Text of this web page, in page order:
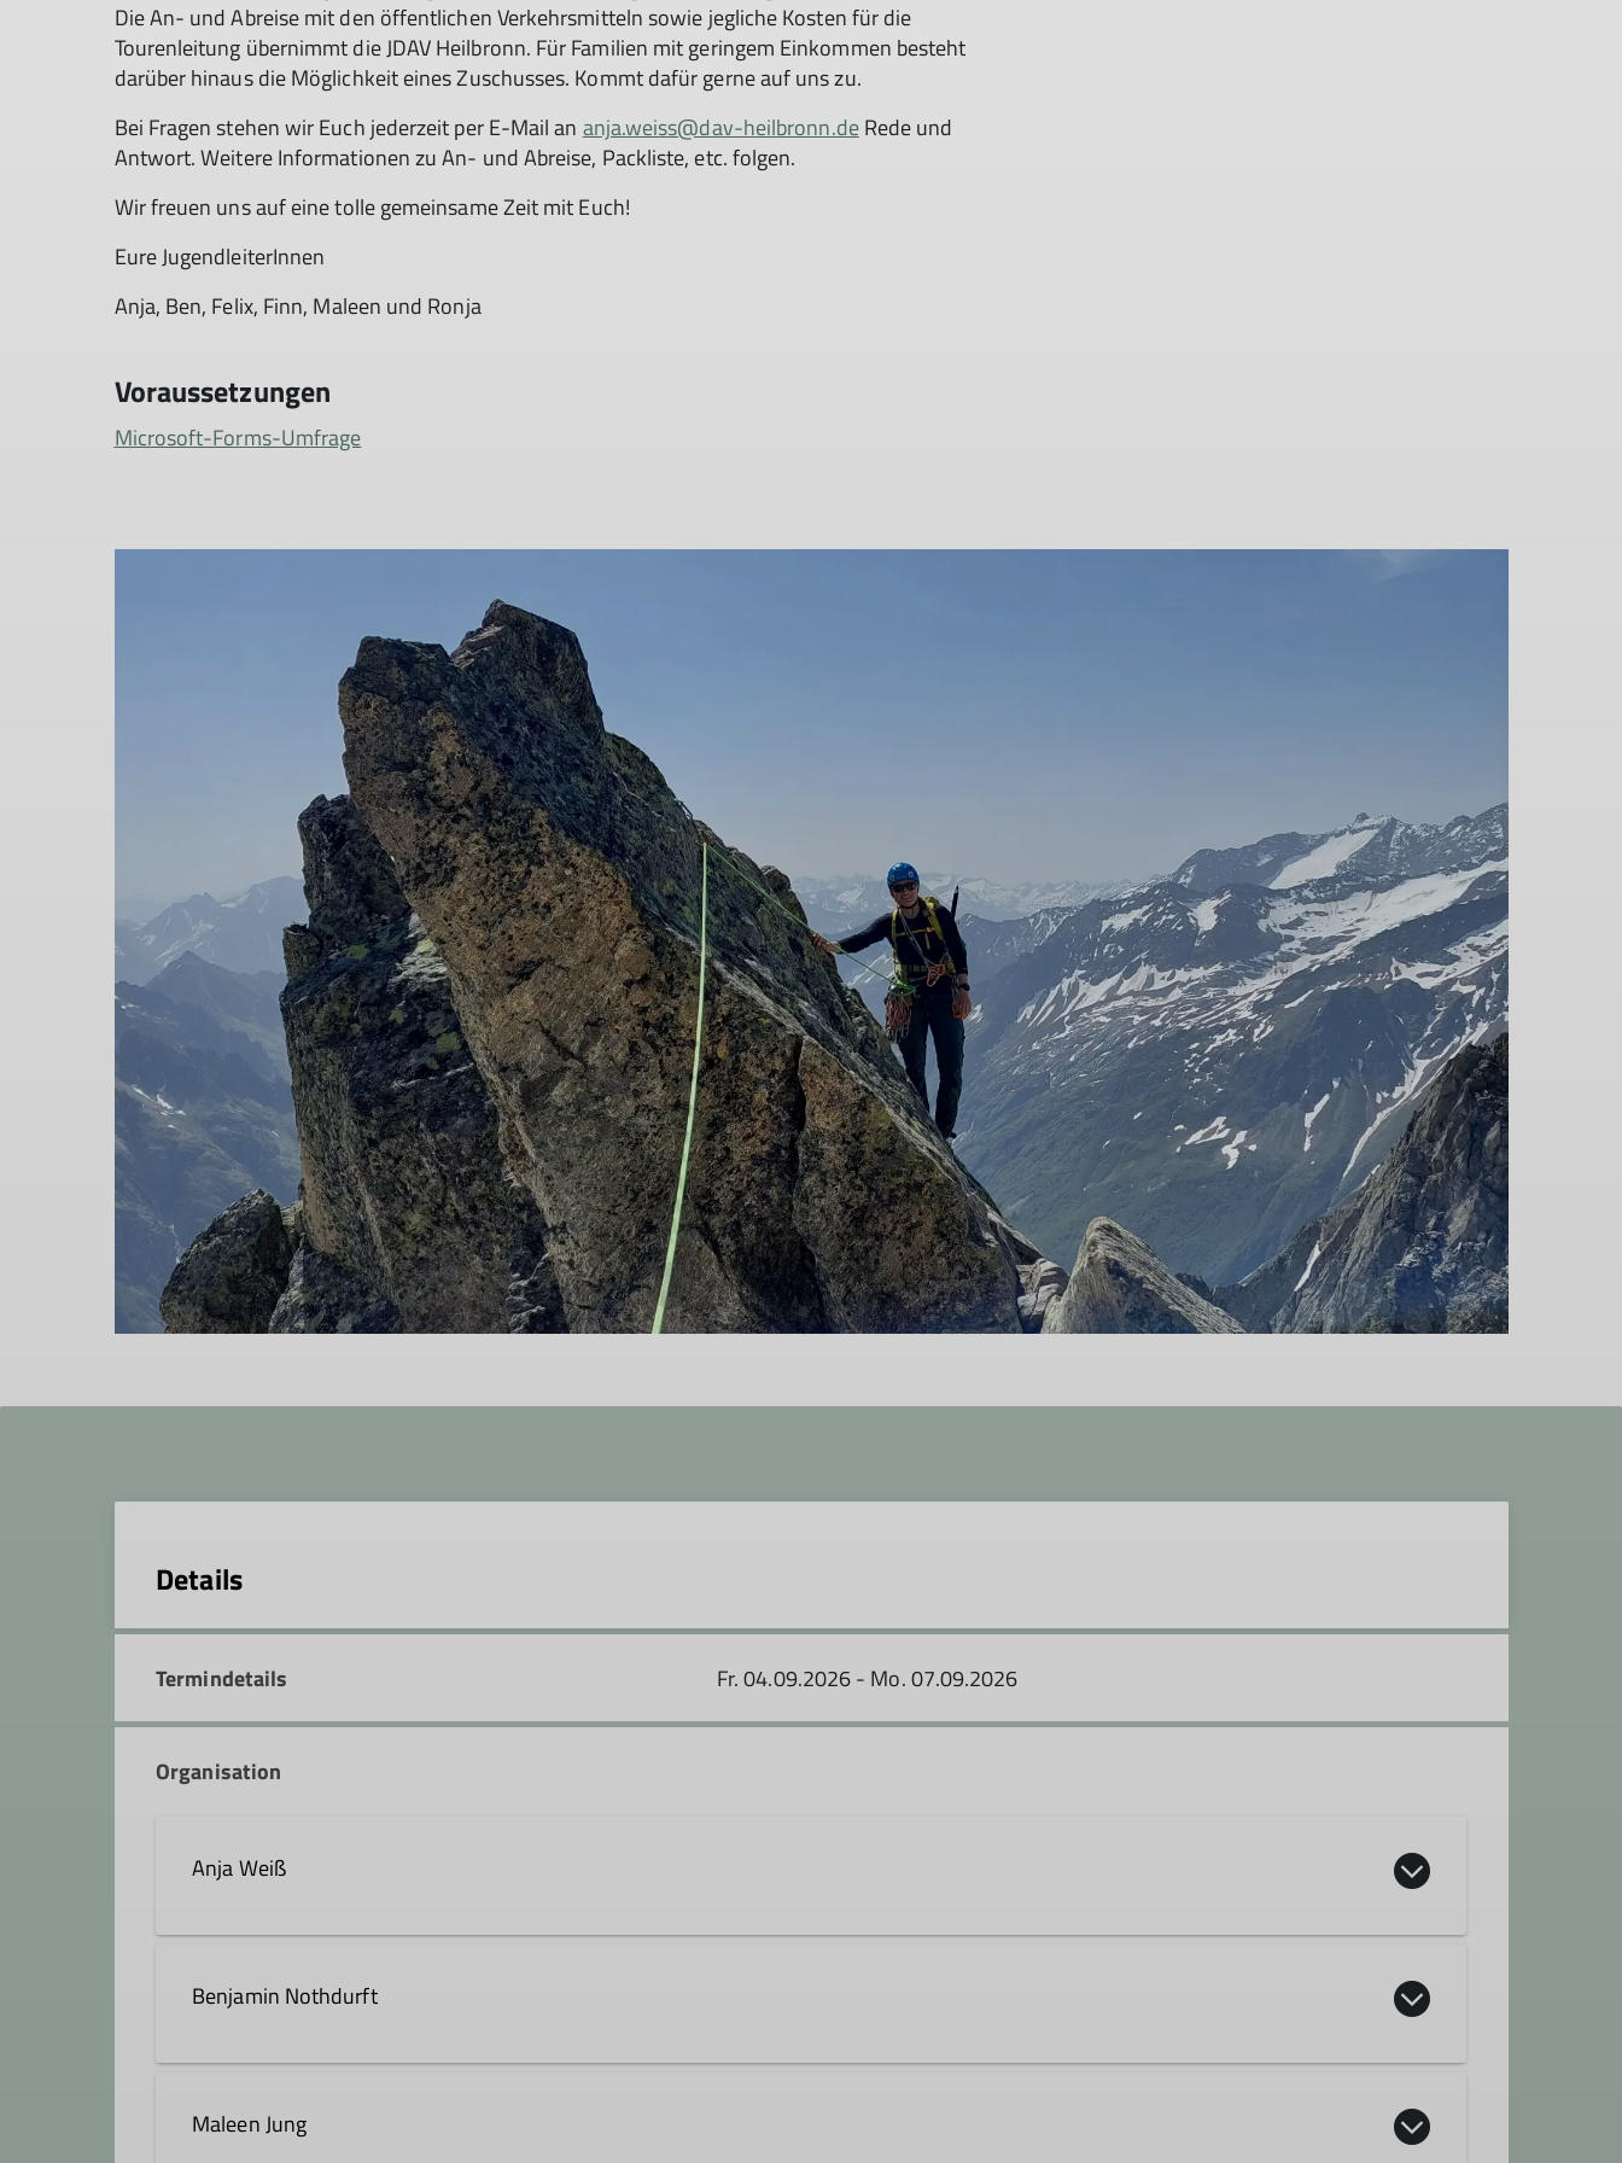
Die An- und Abreise mit den öffentlichen Verkehrsmitteln sowie jegliche Kosten für die
Tourenleitung übernimmt die JDAV Heilbronn. Für Familien mit geringem Einkommen besteht
darüber hinaus die Möglichkeit eines Zuschusses. Kommt dafür gerne auf uns zu.
Bei Fragen stehen wir Euch jederzeit per E-Mail an anja.weiss@dav-heilbronn.deRede und
Antwort. Weitere Informationen zu An- und Abreise, Packliste, etc. folgen.
Wir freuen uns auf eine tolle gemeinsame Zeit mit Euch!
Eure JugendleiterInnen
Anja, Ben, Felix, Finn, Maleen und Ronja
Voraussetzungen
Microsoft-Forms-Umfrage
Details
Termindetails Fr. 04.09.2026 - Mo. 07.09.2026
Organisation
Anja Weiß
Qualifikationen
Jugendleiter*in
Ämter
Benjamin Nothdurft
Qualifikationen
Maleen Jung